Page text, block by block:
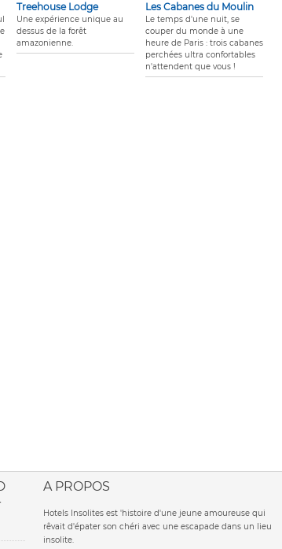
Treehouse Lodge
Une expérience unique au
dessus de la forêt
amazonienne.
Les Cabanes du Moulin
Le temps d'une nuit, se
couper du monde à une
heure de Paris : trois cabanes
perchées ultra confortables
n'attendent que vous !
A PROPOS
Hotels Insolites est 'histoire d'une jeune amoureuse qui
rêvait d'épater son chéri avec une escapade dans un lieu
insolite.